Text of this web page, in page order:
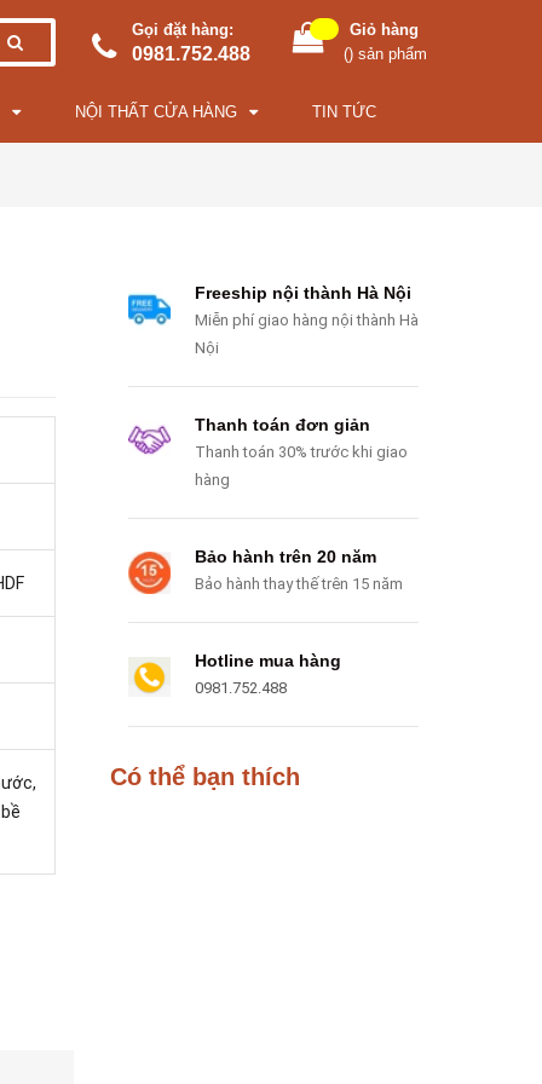
Gọi đặt hàng:
0981.752.488
Giỏ hàng
() sản phẩm
NỘI THẤT CỬA HÀNG TIN TỨC
Freeship nội thành Hà Nội
Miễn phí giao hàng nội thành Hà
Nội
Thanh toán đơn giản
Thanh toán 30% trước khi giao
hàng
Bảo hành trên 20 năm
Bảo hành thay thế trên 15 năm
Hotline mua hàng
0981.752.488
Có thể bạn thích